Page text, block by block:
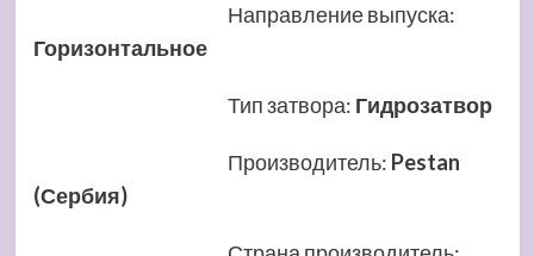
Направление выпуска:
Горизонтальное
Тип затвора: Гидрозатвор
Производитель: Pestan
(Сербия)